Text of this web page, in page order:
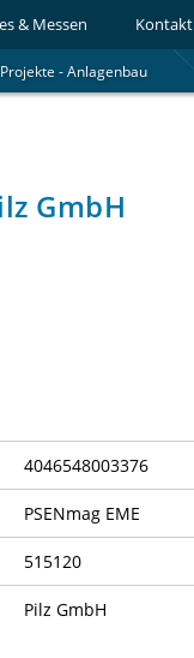
& Messen Kontakt
Projekte - Anlagenbau
GmbH
4046548003376
PSENmag EME
515120
Pilz GmbH